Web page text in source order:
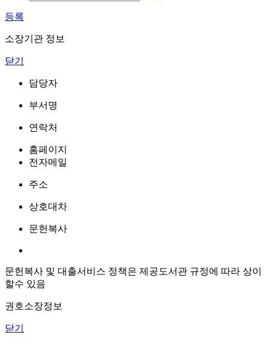
등록
소장기관 정보
닫기
담당자
부서명
연락처
홈페이지
전자메일
주소
상호대차
문헌복사
문헌복사 및 대출서비스 정책은 제공도서관 규정에 따라 상이
할수 있음
권호소장정보
닫기